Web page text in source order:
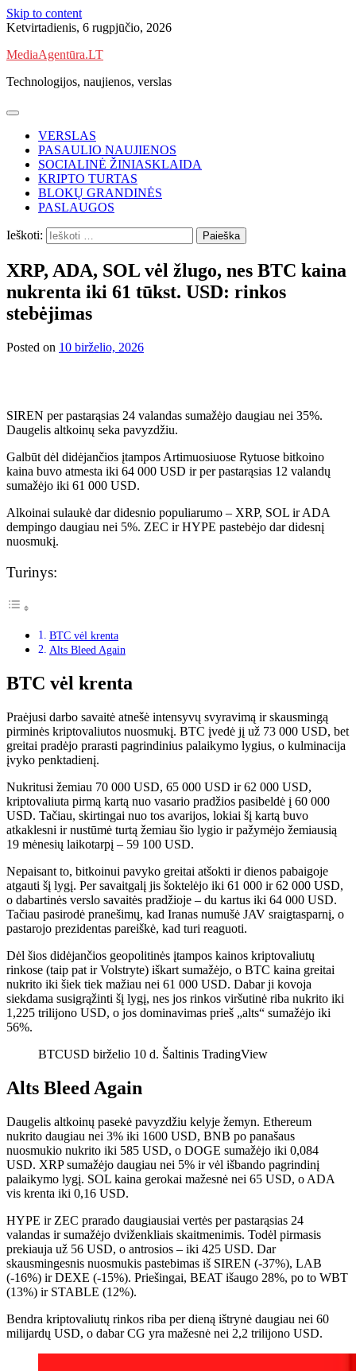
Skip to content
Ketvirtadienis, 6 rugpjūčio, 2026
MediaAgentūra.LT
Technologijos, naujienos, verslas
VERSLAS
PASAULIO NAUJIENOS
SOCIALINĖ ŽINIASKLAIDA
KRIPTO TURTAS
BLOKŲ GRANDINĖS
PASLAUGOS
Ieškoti:
XRP, ADA, SOL vėl žlugo, nes BTC kaina
nukrenta iki 61 tūkst. USD: rinkos
stebėjimas
Posted on 10 birželio, 2026
SIREN per pastarąsias 24 valandas sumažėjo daugiau nei 35%.
Daugelis altkoinų seka pavyzdžiu.
Galbūt dėl ​​didėjančios įtampos Artimuosiuose Rytuose bitkoino
kaina buvo atmesta iki 64 000 USD ir per pastarąsias 12 valandų
sumažėjo iki 61 000 USD.
Alkoinai sulaukė dar didesnio populiarumo – XRP, SOL ir ADA
dempingo daugiau nei 5%. ZEC ir HYPE pastebėjo dar didesnį
nuosmukį.
Turinys:
BTC vėl krenta
Alts Bleed Again
BTC vėl krenta
Praėjusi darbo savaitė atnešė intensyvų svyravimą ir skausmingą
pirminės kriptovaliutos nuosmukį. BTC įvedė jį už 73 000 USD, bet
greitai pradėjo prarasti pagrindinius palaikymo lygius, o kulminacija
įvyko penktadienį.
Nukritusi žemiau 70 000 USD, 65 000 USD ir 62 000 USD,
kriptovaliuta pirmą kartą nuo vasario pradžios pasibeldė į 60 000
USD. Tačiau, skirtingai nuo tos avarijos, lokiai šį kartą buvo
atkaklesni ir nustūmė turtą žemiau šio lygio ir pažymėjo žemiausią
19 mėnesių laikotarpį – 59 100 USD.
Nepaisant to, bitkoinui pavyko greitai atšokti ir dienos pabaigoje
atgauti šį lygį. Per savaitgalį jis šoktelėjo iki 61 000 ir 62 000 USD,
o dabartinės verslo savaitės pradžioje – du kartus iki 64 000 USD.
Tačiau pasirodė pranešimų, kad Iranas numušė JAV sraigtasparnį, o
pastarojo prezidentas pareiškė, kad turi reaguoti.
Dėl šios didėjančios geopolitinės įtampos kainos kriptovaliutų
rinkose (taip pat ir Volstryte) iškart sumažėjo, o BTC kaina greitai
nukrito iki šiek tiek mažiau nei 61 000 USD. Dabar ji kovoja
siekdama susigrąžinti šį lygį, nes jos rinkos viršutinė riba nukrito iki
1,225 trilijono USD, o jos dominavimas prieš „alts“ sumažėjo iki
56%.
BTCUSD birželio 10 d. Šaltinis TradingView
Alts Bleed Again
Daugelis altkoinų pasekė pavyzdžiu kelyje žemyn. Ethereum
nukrito daugiau nei 3% iki 1600 USD, BNB po panašaus
nuosmukio nukrito iki 585 USD, o DOGE sumažėjo iki 0,084
USD. XRP sumažėjo daugiau nei 5% ir vėl išbando pagrindinį
palaikymo lygį. SOL kaina gerokai mažesnė nei 65 USD, o ADA
vis krenta iki 0,16 USD.
HYPE ir ZEC prarado daugiausiai vertės per pastarąsias 24
valandas ir sumažėjo dviženkliais skaitmenimis. Todėl pirmasis
prekiauja už 56 USD, o antrosios – iki 425 USD. Dar
skausmingesnis nuosmukis pastebimas iš SIREN (-37%), LAB
(-16%) ir DEXE (-15%). Priešingai, BEAT išaugo 28%, po to WBT
(13%) ir STABLE (12%).
Bendra kriptovaliutų rinkos riba per dieną ištrynė daugiau nei 60
milijardų USD, o dabar CG yra mažesnė nei 2,2 trilijono USD.